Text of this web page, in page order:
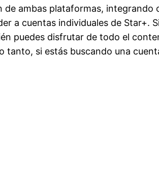
de ambas plataformas,
a cuentas individuales de
puedes disfrutar de todo el
tanto, si estás buscando una